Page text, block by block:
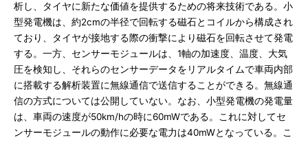
析し、タイヤに新たな価値を提供するための将来技術である。小
型発電機は、約2cmの半径で回転する磁石とコイルから構成され
ており、タイヤが接地する際の衝撃により磁石を回転させて発電
する。一方、センサーモジュールは、1軸の加速度、温度、大気
圧を検知し、それらのセンサーデータをリアルタイムで車両内部
に搭載する解析装置に無線通信で送信することができる。無線通
信の方式については公開していない。なお、小型発電機の発電量
は、車両の速度が50km/hの時に60mWである。これに対してセ
ンサーモジュールの動作に必要な電力は40mWとなっている。こ